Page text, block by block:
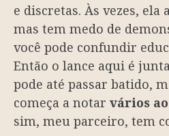
e discretas. Às vezes, ela
mas tem medo de
você pode confundir
Então o lance aqui é
pode até passar batido,
começa a notar vários
sim, meu parceiro, tem